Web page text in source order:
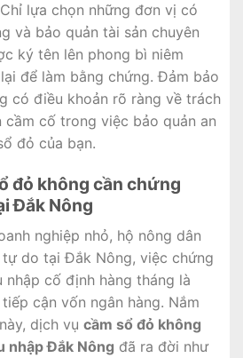
lựa chọn những đơn vị có
và bảo quản tài sản chuyên
ký tên lên phong bì niêm
để làm bằng chứng. Đảm bảo
có điều khoản rõ ràng về trách
cầm cố trong việc bảo quản an
đỏ của bạn.
đỏ không cần chứng
Đắk Nông
nghiệp nhỏ, hộ nông dân
do tại Đắk Nông, việc chứng
nhập cố định hàng tháng là
cận vốn ngân hàng. Nắm
dịch vụ cầm sổ đỏ không
nhập Đắk Nông đã ra đời như